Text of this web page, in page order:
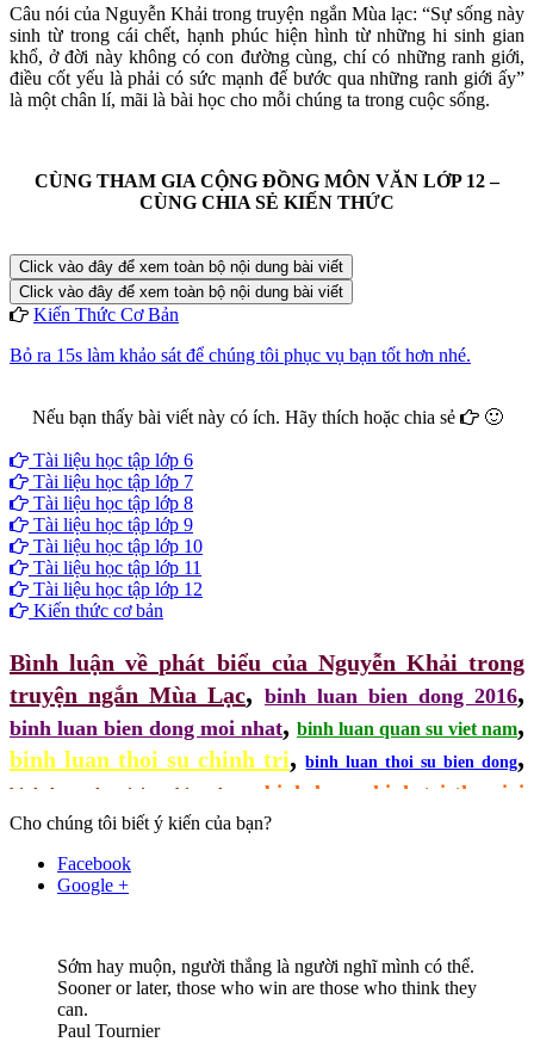
Câu nói của Nguyễn Khải trong truyện ngắn Mùa lạc: “Sự sống này
sinh từ trong cái chết, hạnh phúc hiện hình từ những hi sinh gian
khổ, ở đời này không có con đường cùng, chí có những ranh giới,
điều cốt yếu là phải có sức mạnh đế bước qua những ranh giới ấy”
là một chân lí, mãi là bài học cho mỗi chúng ta trong cuộc sống.
CÙNG THAM GIA CỘNG ĐỒNG MÔN VĂN LỚP 12 –
CÙNG CHIA SẺ KIẾN THỨC
Click vào đây để xem toàn bộ nội dung bài viết
Click vào đây để xem toàn bộ nội dung bài viết
Kiến Thức Cơ Bản
Bỏ ra 15s làm khảo sát để chúng tôi phục vụ bạn tốt hơn nhé.
Nếu bạn thấy bài viết này có ích. Hãy thích hoặc chia sẻ
🙂
Tài liệu học tập lớp 6
Tài liệu học tập lớp 7
Tài liệu học tập lớp 8
Tài liệu học tập lớp 9
Tài liệu học tập lớp 10
Tài liệu học tập lớp 11
Tài liệu học tập lớp 12
Kiến thức cơ bản
Bình luận về phát biểu của Nguyễn Khải trong
truyện ngắn Mùa Lạc, binh luan bien dong 2016,
binh luan bien dong moi nhat, binh luan quan su viet nam,
binh luan thoi su chinh tri,binh luan thoi su bien dong,
binh luan the gioi ve bien dong ,binh luan chinh tri the gioi
ngam,binh luan the gioi 360
Cho chúng tôi biết ý kiến của bạn?
Facebook
Google +
Sớm hay muộn, người thắng là người nghĩ mình có thể.
Sooner or later, those who win are those who think they
can.
Paul Tournier